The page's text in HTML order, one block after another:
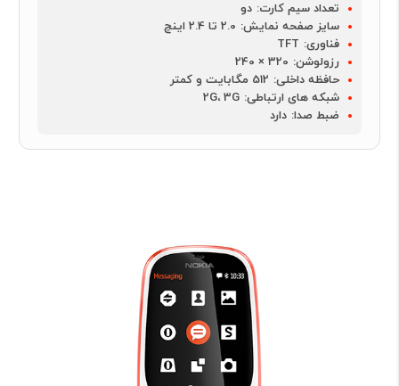
تعداد سیم کارت: دو
سایز صفحه نمایش: 2.0 تا 2.4 اینچ
فناوری: TFT
رزولوشن: 320 × 240
حافظه داخلی: 512 مگابایت و کمتر
شبکه های ارتباطی: 2G، 3G
ضبط صدا: دارد